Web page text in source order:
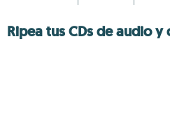
Ripea tus CDs de audio